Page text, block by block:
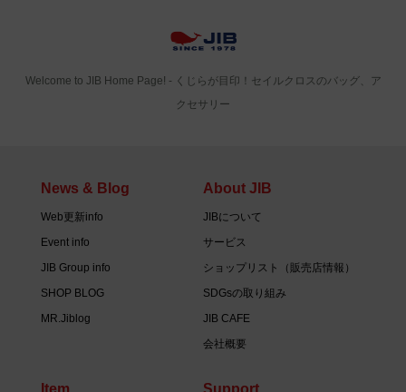
Welcome to JIB Home Page! ‐ くじらが目印！セイルクロスのバッグ、ア
クセサリー
News & Blog
Web更新info
Event info
JIB Group info
SHOP BLOG
MR.Jiblog
About JIB
JIBについて
サービス
ショップリスト（販売店情報）
SDGsの取り組み
JIB CAFE
会社概要
Item Support